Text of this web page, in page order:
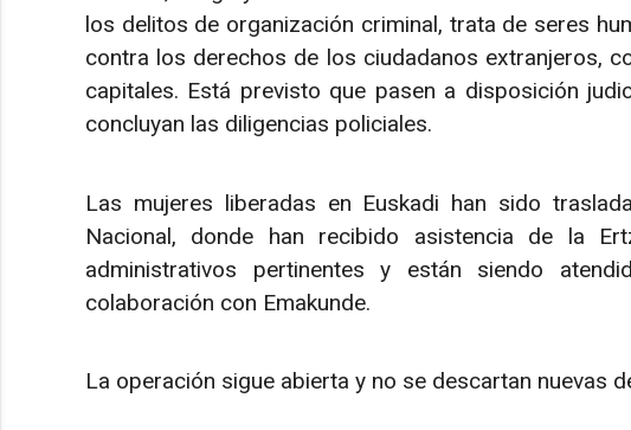
los delitos de organización criminal, trata de seres
contra los derechos de los ciudadanos extranjeros,
capitales. Está previsto que pasen a disposición
concluyan las diligencias policiales.
Las mujeres liberadas en Euskadi han sido
Nacional, donde han recibido asistencia de la
administrativos pertinentes y están siendo
colaboración con Emakunde.
La operación sigue abierta y no se descartan nuevas